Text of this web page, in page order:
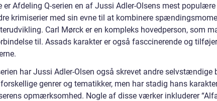
Afdeling Q-serien en af Jussi Adler-Olsens mest populære
krimiserier med sin evne til at kombinere
Carl Mørck er en kompleks hovedperson, som
til. Assads karakter er også fasccinerende og
har Jussi Adler-Olsen også skrevet andre selvstændige
genrer og tematikker, men har stadig hans
opmærksomhed. Nogle af disse værker inkluderer